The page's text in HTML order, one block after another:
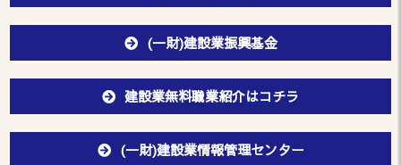
(一財)建設業振興基金
建設業無料職業紹介はコチラ
(一財)建設業情報管理センター